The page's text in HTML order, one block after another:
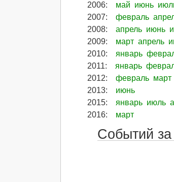
2006: май июнь
2007: февраль
2008: апрель июнь
2009: март апрель
2010: январь
2011: январь
2012: февраль март
2013:
июнь
2015: январь июль
2016: март
Событий за